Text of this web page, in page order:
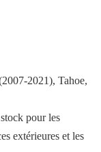
2021), Tahoe,
pour les
extérieures et les